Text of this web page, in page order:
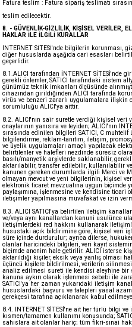
Fatura teslim : Fatura sipariş teslimatı
teslim edilecektir.
8. - GÜVENLİK-GİZLİLİK, KİŞİSEL VERİLER,
HAKLAR İLE İLGİLİ KURALLAR
INTERNET SİTESİ'nde bilgilerin korunması,
diğer hususlarda aşağıda cari esasları
geçerlidir.
8.1.ALICI tarafından İNTERNET SİTESİ'nde
gerekli önlemler, SATICI tarafındaki sistem
günümüz teknik imkanları ölçüsünde
cihazından girildiğinden ALICI tarafında
virüs ve benzeri zararlı uygulamalara ilişkin
sorumluluğu ALICI'ya aittir.
8.2. ALICI'nın sair suretle verdiği kişisel
onaylarının yanısıra ve teyiden; ALICI'nın
sırasında edinilen bilgileri SATICI, C
bilgilendirme, reklam-tanıtım, iletişim,
ve üyelik uygulamaları amaçlı yapılacak
belirtilenler ve halefleri nezdinde süresiz
basılı/manyetik arşivlerde saklanabilir,
aktarılabilir, transfer edilebilir, kullanılabilir
kanunen gereken durumlarda ilgili Merci ve
olmayan mevcut ve yeni bilgilerinin, kişisel
elektronik ticaret mevzuatına uygun biçimde
paylaşımına, işlenmesine ve kendisine ticari
iletişimler yapılmasına muvafakat ve izin
8.3. ALICI SATICI'ya belirtilen iletişim
ve/veya aynı kanallardan kanuni usulünce
iletişimlerdeki red hakkını kullanarak
husustaki açık bildirimine göre, kişisel veri
süre içinde durdurulur; ayrıca dilerse,
olanlar haricindeki bilgileri, veri kayıt
biçimde anonim hale getirilir. ALICI isterse
aktarıldığı kişiler, eksik veya yanlış olması
üçüncü kişilere bildirilmesi, verilerin
analiz edilmesi sureti ile kendisi aleyhine bir
kanuna aykırı olarak işlenmesi sebebi ile
SATICI'ya her zaman yukarıdaki iletişim
hususlardaki başvuru ve talepleri yasal
gerekçesi tarafına açıklanarak kabul
8.4. INTERNET SİTESİ'ne ait her türlü bilgi
kısmen/tamamen kullanımı konusunda;
sahıslara ait olanlar hariç; tüm fikri-sınai